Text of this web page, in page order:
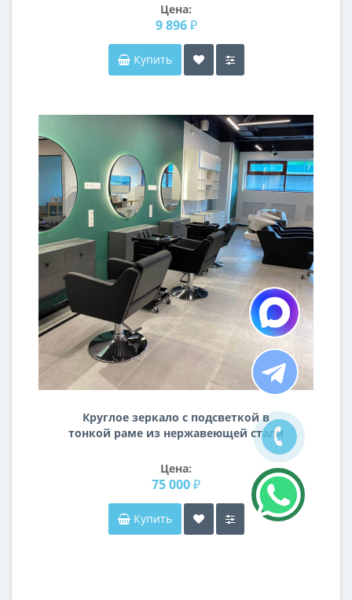
Цена:
9 896 ₽
Купить
Круглое зеркало c подсветкой в
тонкой раме из нержавеющей стали
Цена:
75 000 ₽
Купить